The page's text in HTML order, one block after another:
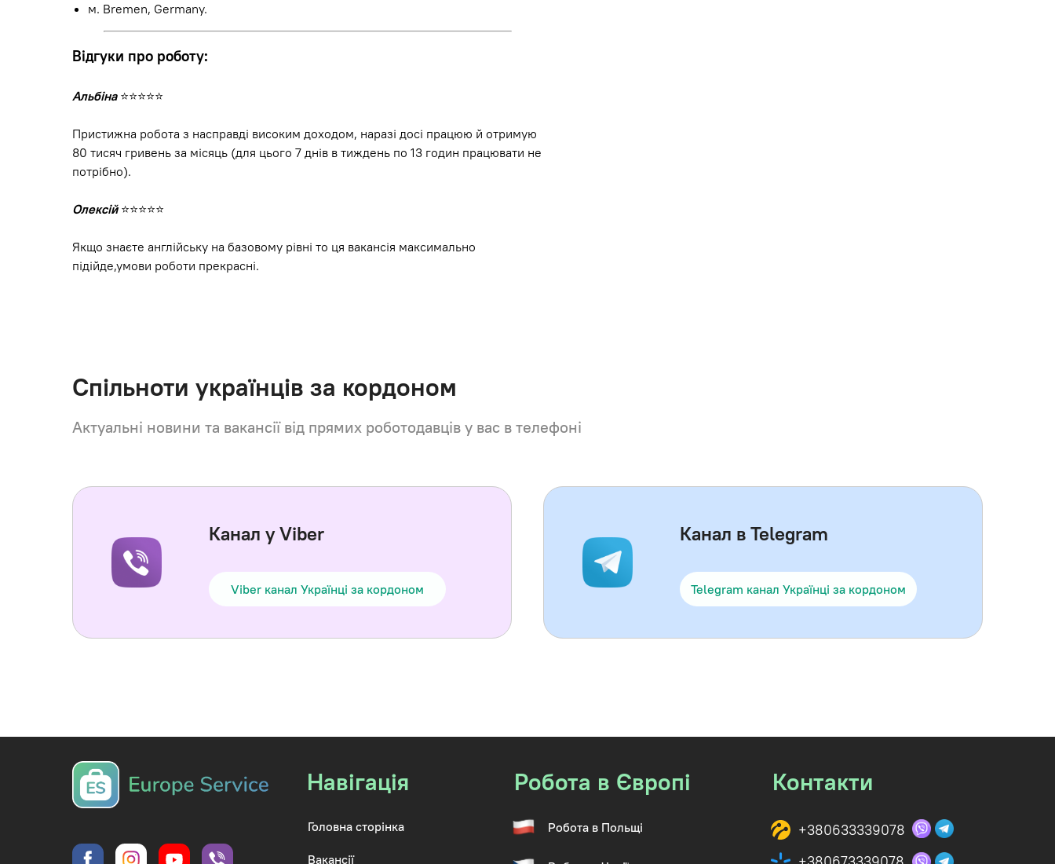
м. Bremen, Germany.
Відгуки про роботу:
Альбіна ⭐⭐⭐⭐⭐
Пристижна робота з насправді високим доходом, наразі досі працюю й отримую
80 тисяч гривень за місяць (для цього 7 днів в тиждень по 13 годин працювати не
потрібно).
Олексій⭐⭐⭐⭐⭐
Якщо знаєте англійську на базовому рівні то ця вакансія максимально
підійде,умови роботи прекрасні.
Канал в Telegram
Telegram канал Українці за кордоном
Канал у Viber
Viber канал Українці за кордоном
Спільноти українців за кордоном
Актуальні новини та вакансії від прямих роботодавців у вас в телефоні
Контакти
Навігація
+380633339078
Головна сторінка
Вакансії
Робота в Європі
Робота в Польщі